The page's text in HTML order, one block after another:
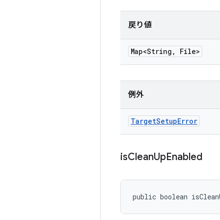
戻り値
Map<String , File>
例外
TargetSetupError
isCleanUpEnabled
public boolean